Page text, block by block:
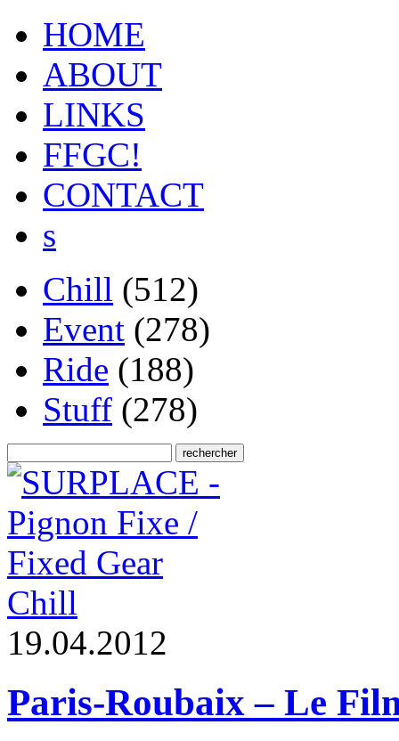
HOME
ABOUT
LINKS
FFGC!
CONTACT
s
Chill (512)
Event (278)
Ride (188)
Stuff (278)
Chill
19.04.2012
Paris-Roubaix – Le